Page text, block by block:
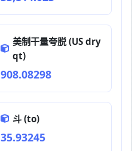
美制干量夸脱 (US dry
qt)
908.08298
斗 (to)
35.93245